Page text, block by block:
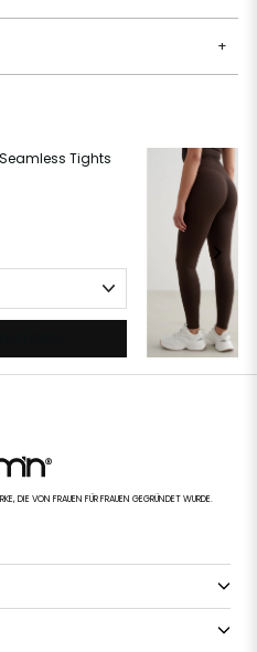
+
Tights
DIE VON FRAUEN FÜR FRAUEN GEGRÜNDET WURDE.